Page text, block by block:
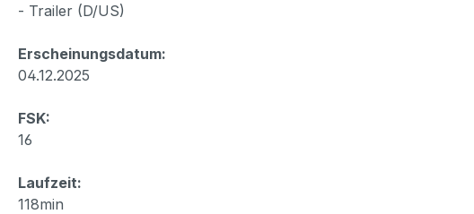
- Trailer (D/US)
Erscheinungsdatum:
04.12.2025
FSK:
16
Laufzeit:
118min